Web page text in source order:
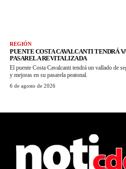
REGIÓN
PUENTE COSTA CAVALCANTI TENDRÁ
PASARELA REVITALIZADA
El puente Costa Cavalcanti tendrá un vallado de
y mejoras en su pasarela peatonal.
6 de agosto de 2026